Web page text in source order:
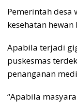
Pemerintah desa
kesehatan hewan
Apabila terjadi
puskesmas
penanganan
“Apabila